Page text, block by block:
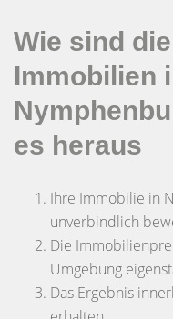
Wie sind
Immobilien
es heraus
Ihre Immobilie in
unverbindlich
Die
Umgebung
Das Ergebnis